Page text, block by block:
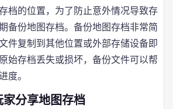
档的位置，为了防止意外情况导致存
备份地图存档。备份地图存档非常简
件复制到其他位置或外部存储设备即
始存档丢失或损坏，备份文件可以帮
度。
分享地图存档